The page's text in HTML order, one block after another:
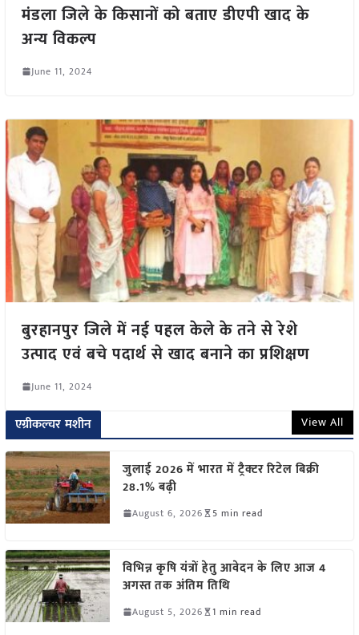
मंडला जिले के किसानों को बताए डीएपी खाद के
अन्य विकल्प
June 11, 2024
बुरहानपुर जिले में नई पहल केले के तने से रेशे
उत्पाद एवं बचे पदार्थ से खाद बनाने का प्रशिक्षण
June 11, 2024
एग्रीकल्चर मशीन View All
जुलाई 2026 में भारत में ट्रैक्टर रिटेल बिक्री
28.1% बढ़ी
August 6, 2026 5 min read
विभिन्न कृषि यंत्रों हेतु आवेदन के लिए आज 4
अगस्त तक अंतिम तिथि
August 5, 2026 1 min read